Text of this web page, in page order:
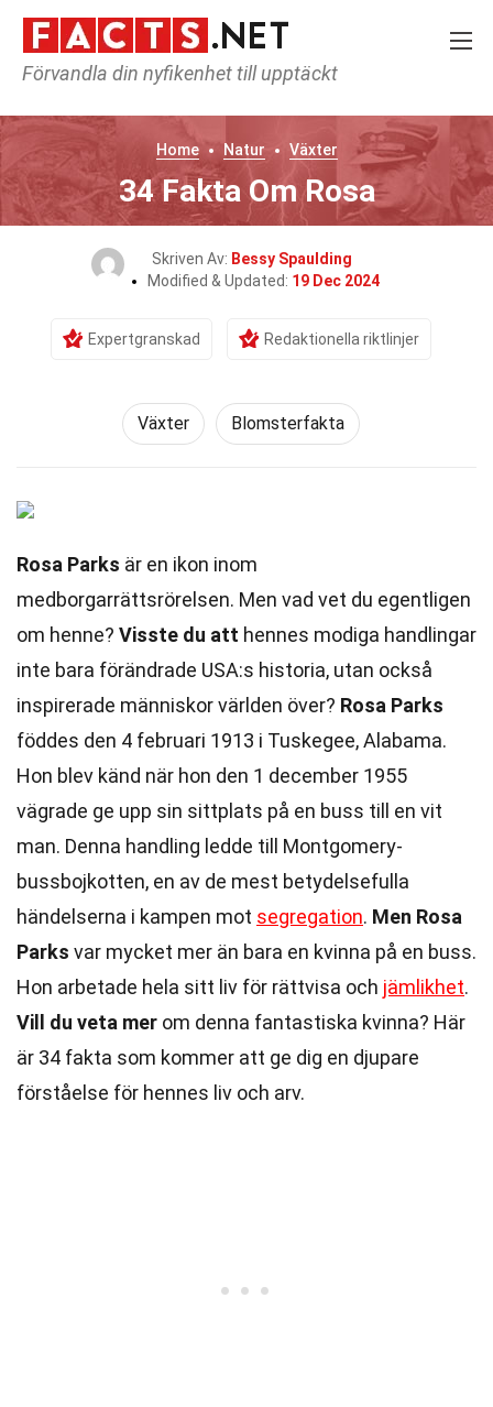
Förvandla din nyfikenhet till upptäckt
Home Natur Växter
34 Fakta Om Rosa
Skriven Av: Bessy Spaulding
Modified & Updated: 19 Dec 2024
Expertgranskad Redaktionella riktlinjer
Växter Blomsterfakta
Rosa Parks är en ikon inom
medborgarrättsrörelsen. Men vad vet du egentligen
om henne? Visste du att hennes modiga handlingar
inte bara förändrade USA:s historia, utan också
inspirerade människor världen över? Rosa Parks
föddes den 4 februari 1913 i Tuskegee, Alabama.
Hon blev känd när hon den 1 december 1955
vägrade ge upp sin sittplats på en buss till en vit
man. Denna handling ledde till Montgomery-
bussbojkotten, en av de mest betydelsefulla
händelserna i kampen mot segregation. Men Rosa
Parks var mycket mer än bara en kvinna på en buss.
Hon arbetade hela sitt liv för rättvisa och jämlikhet.
Vill du veta mer om denna fantastiska kvinna? Här
är 34 fakta som kommer att ge dig en djupare
förståelse för hennes liv och arv.